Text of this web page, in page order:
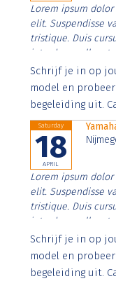
Lorem ipsum
elit. Suspendisse
tristique. Duis
interdum nulla, ut
Aenean faucibus
imperdiet. Nunc
Schrijf je in op
model en
begeleiding uit.
Saturday
18
APRIL
Lorem ipsum
elit. Suspendisse
tristique. Duis
interdum nulla, ut
Aenean faucibus
imperdiet. Nunc
Schrijf je in op
model en
begeleiding uit.